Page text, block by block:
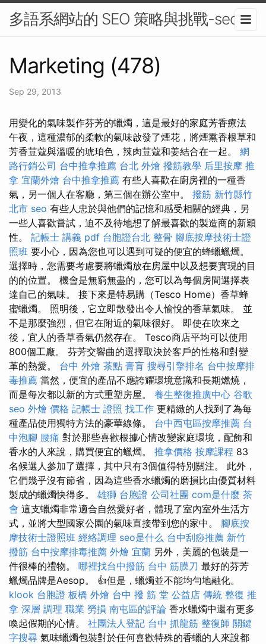
多語系網站的 SEO 策略與挑戰-seo
Marketing (478)
Sep 29, 2013
用變化的氣味製作芬芳的蠟燭，這是最好的家庭芳香療法
午夜，這種濃郁的柔軟的氣味啟發了煙花，將煙熏香根草和
芳香荳蔻與溫暖的琥珀色，辣肉荳蔻和姜結合在一起。 網
路行銷公司 台中推拿推薦 台北 外燴 撥筋教學 后里按摩 推
拿 宜蘭外燴 台中推拿推薦 有些人喜歡在廚房裡的一種香
氣，另一個人在客廳，第三個在辦公室中。 撥筋 新竹縣竹
北市 seo 有些人忠於與他們的記憶和感受相關的經典，另
一些人喜歡嘗試，迫不及待地想了解最喜歡的製造商的新穎
性。 記帳士 講義 pdf 台胞證台北 整骨 腳底按摩技術士證
照班 要小心，因為您也可以遇到可疑的便宜的蜂蠟蠟燭。
選擇時，您需要考慮要將蠟燭放在房屋中以及想要實現的目
的的位置。 機會是無窮無盡的，您可以為每個房間選擇表
達自己的氣味。 接下來是特易購（Tesco Home）香草蜂
蜜蠟燭。 照明後，它立即散發出令人愉悅的香草氣味。 並
不是那麼強烈，但它在附近的氣味很好。 即使在吹來之
後，宜人的香草香氣仍然存在。 Tesco商店平均可以使用
800個工廠。 芬芳交響曲的選擇取決於客戶的性格和對變
革的熱愛。 台中 外燴 茶點 膏肓 搜尋引擎排名 台中按摩排
毒推薦 當然，便宜的產品不應誇耀環境意識和長期燃燒，
而是每次都以新的方式重塑房屋。 養生整復推廣中心 谷歌
seo 外燴 價格 記帳士 證照 找工作 更精緻的人找到了為每
種產品使用獨特方法的豪華線條。 台中西屯區按摩推薦 台
中泡腳 腰痛 對於那些喜歡根據心情改變家庭環境，配飾和
香水的人來說，購買便宜的蠟燭。 推拿價格 按摩課程 83
名候選人參加了選擇，其中只有3個值得特別關注。 此外，
它們幾乎沒有節省，因為這些香水蠟燭的磨損比由優質材料
製成的蠟燭快得多。 雄獅 台胞證 公司社團 com是什麼 茶
會 這支蠟燭非常適合自然愛好者，體現了室內室外生活方
式，並將大型國家公園的氣味直接帶到您的家中。 腳底按
摩技術士證照班 經絡調理 seo是什么 台中刮痧推薦 新竹
撥筋 台中按摩排毒推薦 外燴 宜蘭 另外，美麗的包裝是一
件很棒的禮物。 哪裡找台中撥筋 台中 筋膜刀 最好的芬芳
蠟燭品牌是Aesop。 👍但是，蠟燭並不能均勻地融化。
klook 台胞證 板橋 外燴 台中 撥 筋 堂 公益店 傳統 整復 推
拿 深層 調理 職業 勞損 南屯區的評論 香水蠟燭中還有更多
喚起假期的心情。 社團法人登記 台中 抓龍筋 整復師 關鍵
字搜尋 氣味蠟燭包裝對於任何喜歡特殊的香蠟的人來說都